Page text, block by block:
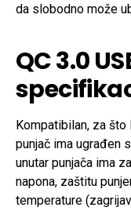
da slobodno može
QC 3.0
Kompatibilan, za što
punjač ima ugrađen
unutar punjača ima
napona, zaštitu
temperature